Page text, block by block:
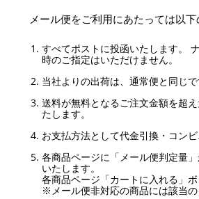
メール便をご利用にあたっては以
すべてポストに投函いたします。
時のご指定はいただけません。
当社よりの出荷は、通常便と同じ
送料が無料となるご注文金額を超
たします。
お支払方法として代金引換・コン
各商品ページに「メール便判定量
いたします。
各商品ページ「カートに入れる」
※メール便非対応の商品には該当の